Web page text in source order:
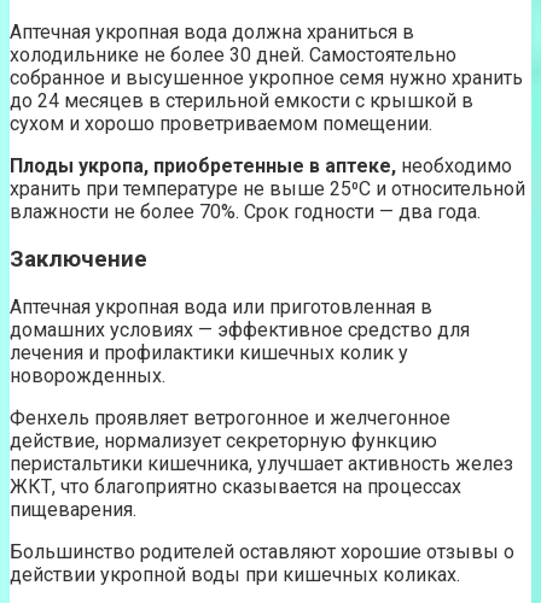
Аптечная укропная вода должна храниться в
холодильнике не более 30 дней. Самостоятельно
собранное и высушенное укропное семя нужно хранить
до 24 месяцев в стерильной емкости с крышкой в
сухом и хорошо проветриваемом помещении.
Плоды укропа, приобретенные в аптеке, необходимо
хранить при температуре не выше 25⁰С и относительной
влажности не более 70%. Срок годности — два года.
Заключение
Аптечная укропная вода или приготовленная в
домашних условиях — эффективное средство для
лечения и профилактики кишечных колик у
новорожденных.
Фенхель проявляет ветрогонное и желчегонное
действие, нормализует секреторную функцию
перистальтики кишечника, улучшает активность желез
ЖКТ, что благоприятно сказывается на процессах
пищеварения.
Большинство родителей оставляют хорошие отзывы о
действии укропной воды при кишечных коликах.